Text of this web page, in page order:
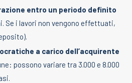
entro un periodo definito
Se i lavori non vengono effettuati,
a carico dell’acquirente
possono variare tra 3.000 e 8.000